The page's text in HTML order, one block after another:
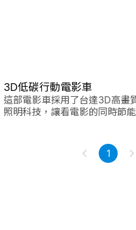
3D低碳行動電影車
這部電影車採用了台達3D高畫
照明科技，讓看電影的同時節
1